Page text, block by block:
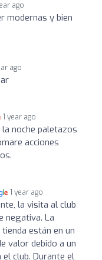
ago
modernas y bien
ago
1 year ago
la noche paletazos
acciones
1 year ago
la visita al club
negativa. La
están en un
valor debido a un
club. Durante el